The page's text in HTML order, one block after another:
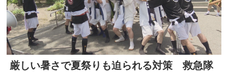
厳しい暑さで夏祭りも迫られる対策 救急隊